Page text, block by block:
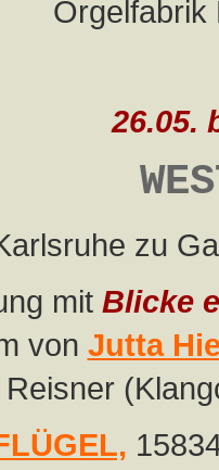
Orgelfabrik
26.05.
zu
mit Blicke
von Jutta
Reisner